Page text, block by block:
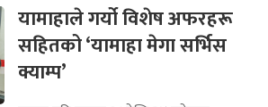
यामाहाले गर्यो विशेष अफरहरू
सहितको ‘यामाहा मेगा सर्भिस
क्याम्प’